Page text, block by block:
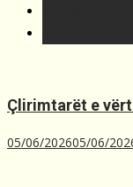
Çlirimtarët e
05/06/202605/06/